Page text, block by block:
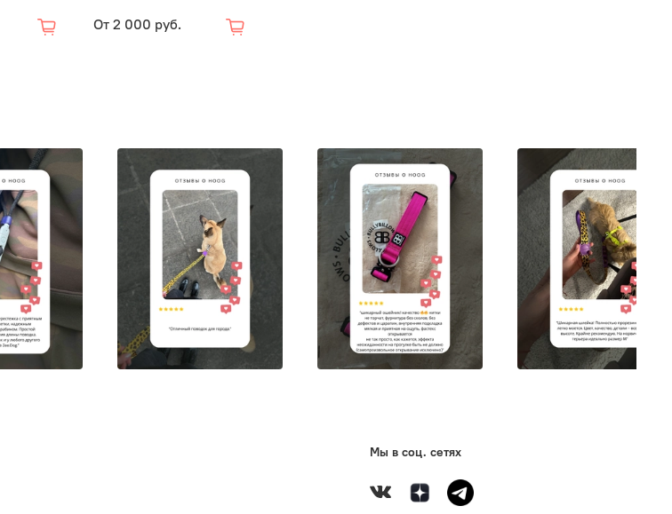
От 2 000 руб.
Мы в соц. сетях